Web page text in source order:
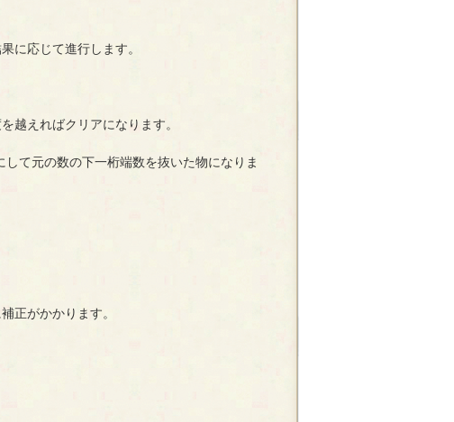
に応じて進行します。
越えればクリアになります。
て元の数の下一桁端数を抜いた物になりま
正がかかります。